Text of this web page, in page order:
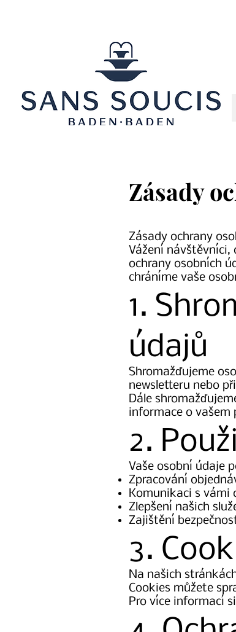
Zásady
Zásady ochrany
Vážení návštěvníci,
ochrany osobních
chráníme vaše
1.
údajů
Shromažďujeme
newsletteru nebo
Dále
informace o vašem
2.
Vaše osobní údaje
Zpracování
Komunikaci s vámi
Zlepšení našich
Zajištění
3.
Na našich
Cookies můžete
Pro více informací